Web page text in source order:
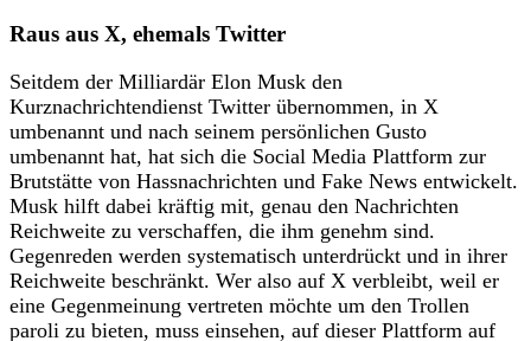
Raus aus X, ehemals Twitter
Seitdem der Milliardär Elon Musk den
Kurznachrichtendienst Twitter übernommen, in X
umbenannt und nach seinem persönlichen Gusto
umbenannt hat, hat sich die Social Media Plattform zur
Brutstätte von Hassnachrichten und Fake News entwickelt.
Musk hilft dabei kräftig mit, genau den Nachrichten
Reichweite zu verschaffen, die ihm genehm sind.
Gegenreden werden systematisch unterdrückt und in ihrer
Reichweite beschränkt. Wer also auf X verbleibt, weil er
eine Gegenmeinung vertreten möchte um den Trollen
paroli zu bieten, muss einsehen, auf dieser Plattform auf